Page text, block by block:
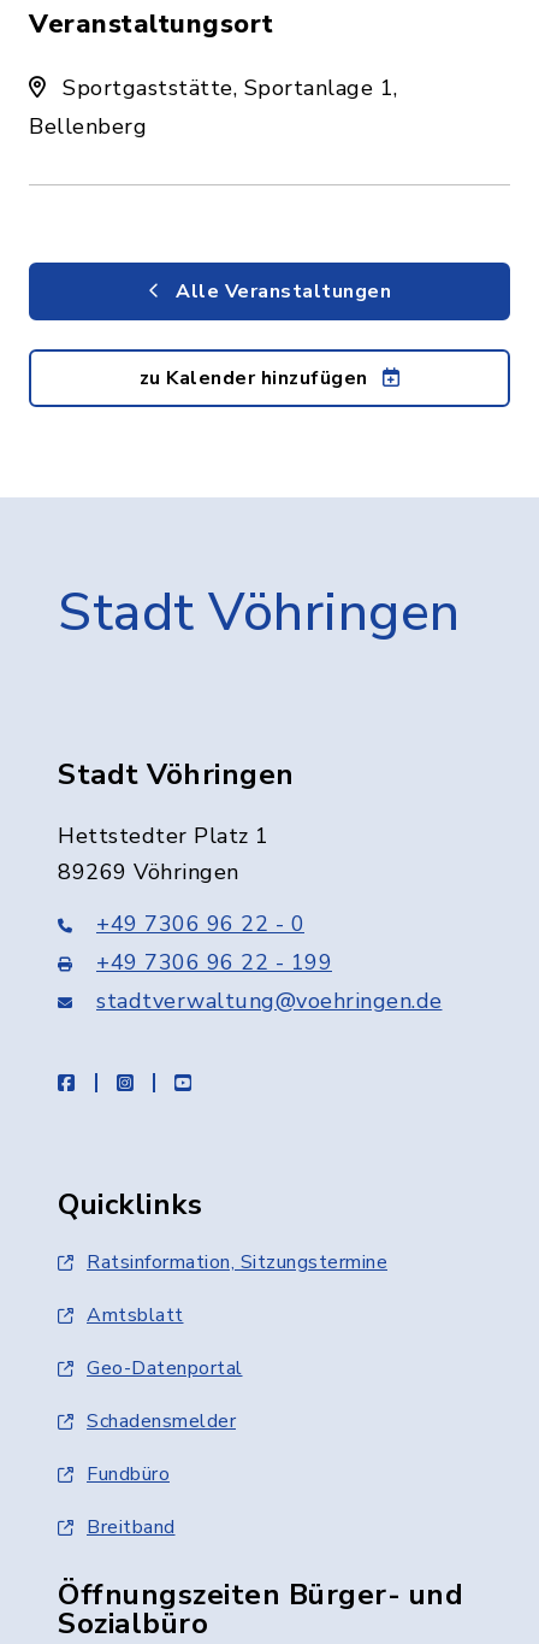
Veranstaltungsort
Sportgaststätte, Sportanlage 1,
Bellenberg
Alle Veranstaltungen
zu Kalender hinzufügen
Stadt Vöhringen
Stadt Vöhringen
Hettstedter Platz 1
89269 Vöhringen
+49 7306 96 22 - 0
+49 7306 96 22 - 199
stadtverwaltung@voehringen.de
facebookinstagramyoutube
Quicklinks
Ratsinformation, Sitzungstermine
Amtsblatt
Geo-Datenportal
Schadensmelder
Fundbüro
Breitband
Öffnungszeiten Bürger- und
Sozialbüro